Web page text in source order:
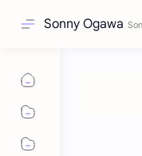
Sonny Ogawa